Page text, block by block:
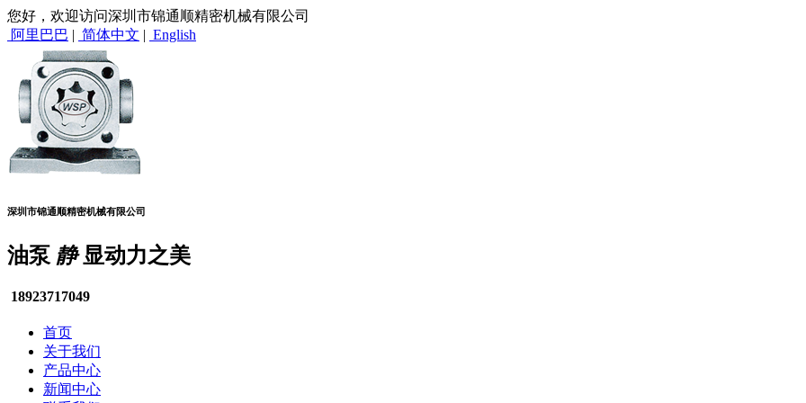
您好，欢迎访问深圳市锦通顺精密机械有限公司
阿里巴巴 | 简体中文 | English
深圳市锦通顺精密机械有限公司
油泵 静显动力之美
18923717049
首页
关于我们
产品中心
新闻中心